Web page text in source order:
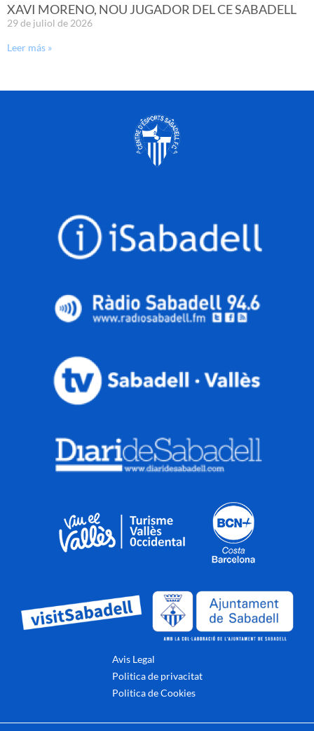
XAVI MORENO, NOU JUGADOR DEL CE SABADELL
29 de juliol de 2026
Leer más »
Avis Legal
Politica de privacitat
Politica de Cookies